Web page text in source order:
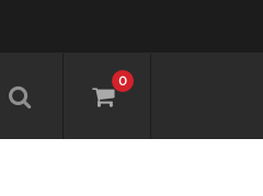
0